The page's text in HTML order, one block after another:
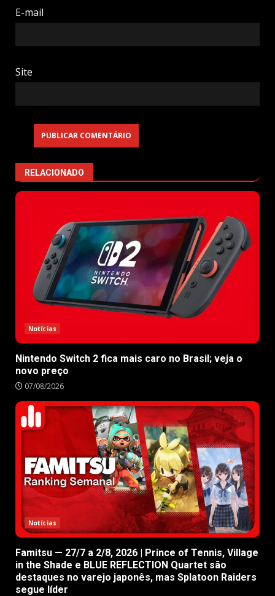
E-mail
Site
RELACIONADO
Notícias
Nintendo Switch 2 fica mais caro no Brasil; veja o
novo preço
07/08/2026
Notícias
Famitsu — 27/7 a 2/8, 2026 | Prince of Tennis, Village
in the Shade e BLUE REFLECTION Quartet são
destaques no varejo japonês, mas Splatoon Raiders
segue líder